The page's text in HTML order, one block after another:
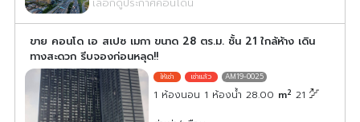
ขาย คอนโด เอ สเปซ เมกา ขนาด 28 ตร.ม. ชั้น 21 ใกล้ห้าง เดิน
ทางสะดวก รีบจองก่อนหลุด!!
AM19-0025
1 ห้องนอน 1 ห้องน้ำ 28.00 m2 21